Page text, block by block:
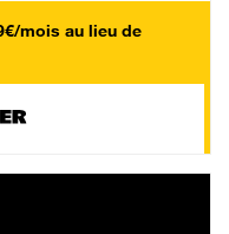
mois au lieu de